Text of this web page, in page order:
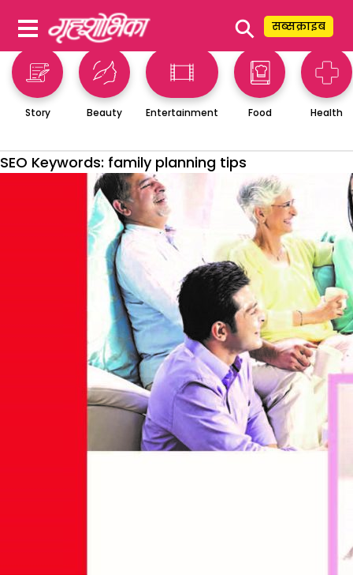
⚲ सब्सक्राइब
Story Beauty Entertainment Food Health
SEO Keywords: family planning tips